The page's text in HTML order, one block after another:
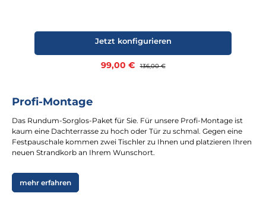
Verkaufspreis:
99,00 € Regulärer Preis:
136,00 €
Jetzt konfigurieren
Profi-Montage
Das Rundum-Sorglos-Paket für Sie. Für unsere Profi-Montage ist
kaum eine Dachterrasse zu hoch oder Tür zu schmal. Gegen eine
Festpauschale kommen zwei Tischler zu Ihnen und platzieren Ihren
neuen Strandkorb an Ihrem Wunschort.
mehr erfahren